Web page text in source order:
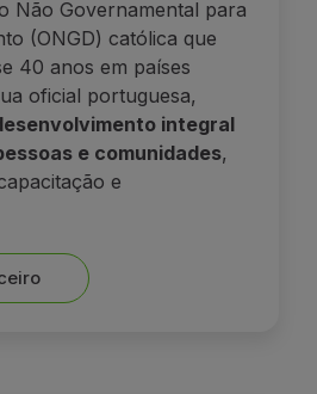
Não Governamental para
(ONGD) católica que
40 anos em países
oficial portuguesa,
integral
e comunidades,
e